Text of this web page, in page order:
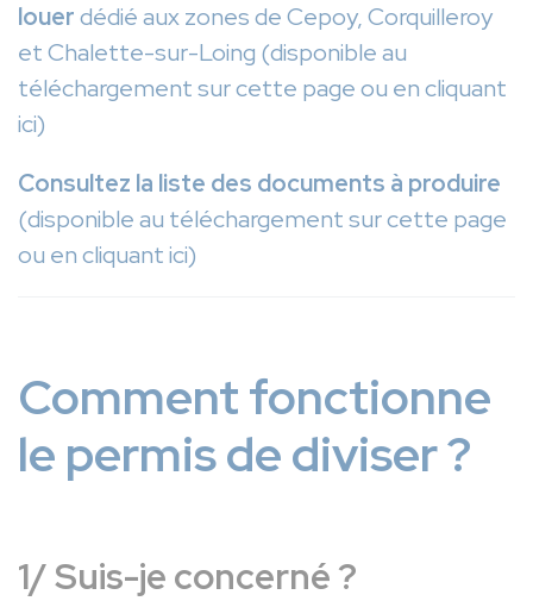
louerdédié aux zones de Cepoy, Corquilleroy
et Chalette-sur-Loing (disponible au
téléchargement sur cette page ou en cliquant
ici)
Consultez la liste des documents à produire
(disponible au téléchargement sur cette page
ou en cliquant ici)
Comment fonctionne
le permis de diviser ?
1/ Suis-je concerné ?